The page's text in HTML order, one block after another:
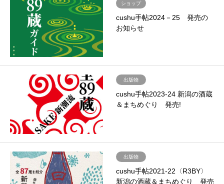
ショップ
cushu手帖2024－25 発売の
お知らせ
出版物
cushu手帖2023-24 新潟の酒蔵
＆まちめぐり 発売!
出版物
cushu手帖2021-22〈R3BY〉
新潟の酒蔵＆まちめぐり 発売